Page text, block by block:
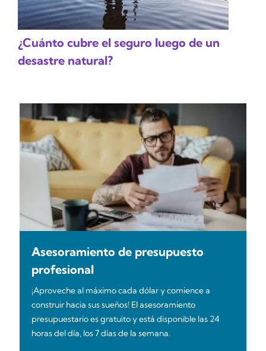
¿Cuánto cubre el seguro luego de un
desastre natural?
Asesoramiento de presupuesto
profesional
¡Aproveche al máximo cada dólar y comience a
construir hacia sus sueños! El asesoramiento
presupuestario es gratuito y está disponible las 24
horas del día, los 7 días de la semana.